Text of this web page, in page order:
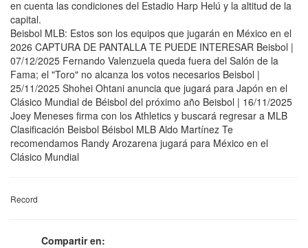
en cuenta las condiciones del Estadio Harp Helú y la altitud de la
capital.
Beisbol MLB: Estos son los equipos que jugarán en México en el
2026 CAPTURA DE PANTALLA TE PUEDE INTERESAR Beisbol |
07/12/2025 Fernando Valenzuela queda fuera del Salón de la
Fama; el "Toro" no alcanza los votos necesarios Beisbol |
25/11/2025 Shohei Ohtani anuncia que jugará para Japón en el
Clásico Mundial de Béisbol del próximo año Beisbol | 16/11/2025
Joey Meneses firma con los Athletics y buscará regresar a MLB
Clasificación Beisbol Béisbol MLB Aldo Martínez Te
recomendamos Randy Arozarena jugará para México en el
Clásico Mundial
Record
Compartir en: